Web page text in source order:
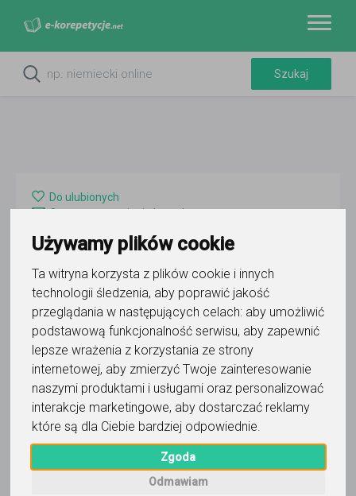
Używamy plików cookie
Ta witryna korzysta z plików cookie i innych
technologii śledzenia, aby poprawić jakość
przeglądania w następujących celach: aby umożliwić
podstawową funkcjonalność serwisu, aby zapewnić
lepsze wrażenia z korzystania ze strony
internetowej, aby zmierzyć Twoje zainteresowanie
naszymi produktami i usługami oraz personalizować
interakcje marketingowe, aby dostarczać reklamy
które są dla Ciebie bardziej odpowiednie.
Zgoda
Odmawiam
Do ulubionych
Oznacz wystąpienie kontaktu
Nikodem Wróbel
Wyślij wiadomość
Ostatnia aktywność:
wczoraj
Pokaż